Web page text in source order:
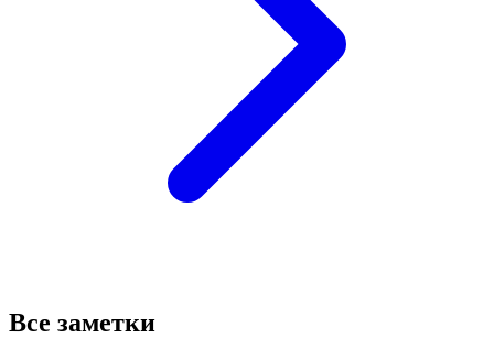
Все заметки